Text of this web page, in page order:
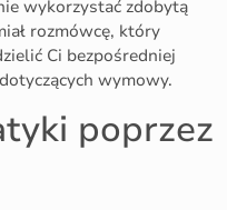
wykorzystać zdobytą
rozmówcę, który
Ci bezpośredniej
wymowy.
poprzez